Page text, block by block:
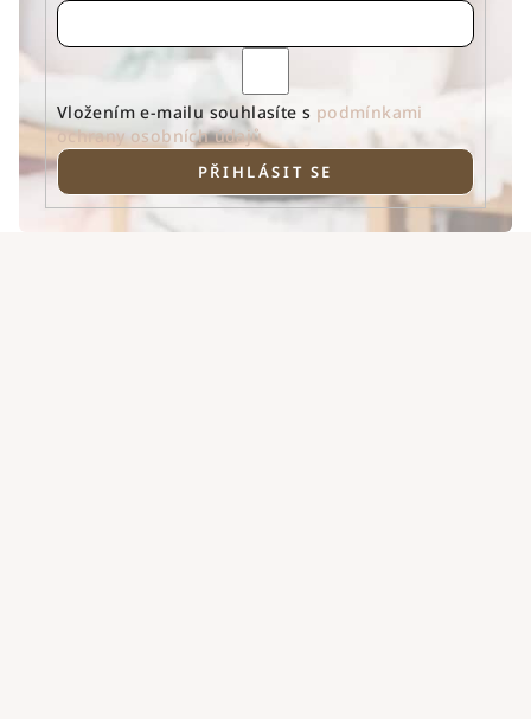
Vložením e-mailu souhlasíte s podmínkami
ochrany osobních údajů
PŘIHLÁSIT SE